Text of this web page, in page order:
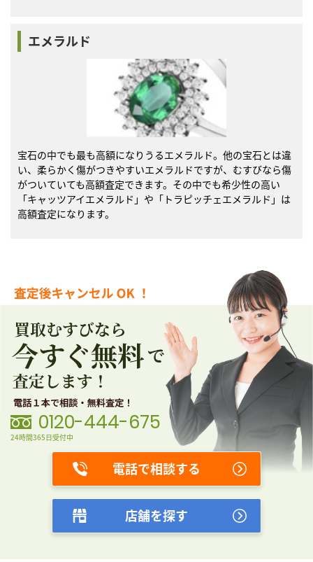
エメラルド
宝石の中でも最も高額になりうるエメラルド。他の宝石とは違
い、柔らかく傷がつきやすいエメラルドですが、むすびなら傷
がついていても高額査定できます。その中でも希少性の高い
「キャッツアイエメラルド」や「トラピッチェエメラルド」は
高額査定になります。
0120-444-675
24時間365日受付中
電話で相談する
店舗を探す